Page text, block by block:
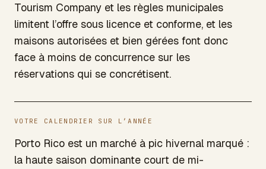
Tourism Company et les règles municipales
limitent l’offre sous licence et conforme, et les
maisons autorisées et bien gérées font donc
face à moins de concurrence sur les
réservations qui se concrétisent.
VOTRE CALENDRIER SUR L’ANNÉE
Porto Rico est un marché à pic hivernal marqué :
la haute saison dominante court de mi-